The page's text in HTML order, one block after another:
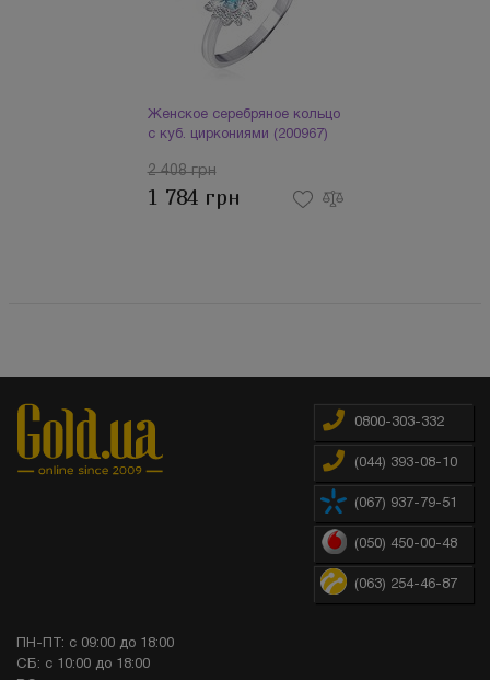
Женское серебряное кольцо
с куб. циркониями (200967)
2 408 грн
1 784 грн
0800-303-332
(044) 393-08-10
(067) 937-79-51
(050) 450-00-48
(063) 254-46-87
ПН-ПТ: с 09:00 до 18:00
СБ: с 10:00 до 18:00